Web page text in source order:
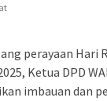
perayaan Hari
Ketua DPD
imbauan dan